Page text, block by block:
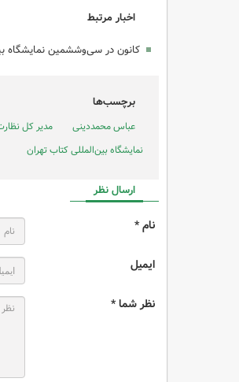
اخبار مرتبط
کانون در سی‌وششمین نمایشگاه
برچسب‌ها
عباس محمددینی مدیر کل
نمایشگاه بین‌المللی کتاب تهران
ارسال نظر
نام *
ایمیل
نظر شما *